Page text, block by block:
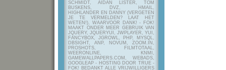
SCHMIDT, AIDAN LISTER, TOM
BUSKENS, DVZ, HMAIL,
HIGHLANDER EN DANNY (VERGETEN
JE TE VERMELDEN? LAAT HET
WETEN!), WAARVOOR DANK! - FOK!
MAAKT ONDER MEER GEBRUIK VAN
JQUERY, JQUERYUI, JWPLAYER, YUI,
FANCYBOX, JGROWL, PHP, MYSQL,
DBSIGHT, ANP, NOVUM, ZOOM.IN,
PROSHOTS, FILMTOTAAL,
WEERONLINE, KNMI,
GAMEWALLPAPERS.COM, WEBADS,
GOOGLEAP - HOSTING DOOR TRUE -
FOK! BEDANKT ALLE VRIJWILLIGERS